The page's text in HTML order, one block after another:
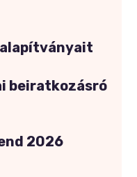
alapítványait
beiratkozásró
2026